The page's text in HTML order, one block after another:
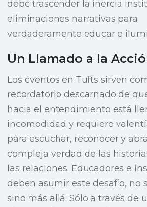
debe trascender la inercia
eliminaciones narrativas para
verdaderamente educar e
Un Llamado a la
Los eventos en Tufts sirven
recordatorio descarnado de
hacia el entendimiento está
incomodidad y requiere
para escuchar, reconocer y
compleja verdad de las
las relaciones. Educadores e
deben asumir este desafío, no
sino más allá. Sólo a través de